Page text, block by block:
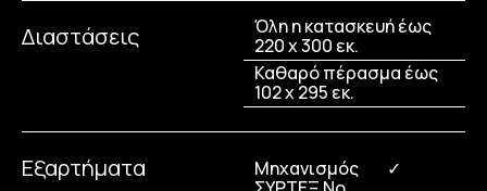
Διαστάσεις
Όλη η κατασκευή έως
220 x 300 εκ.
Καθαρό πέρασμα έως
102 x 295 εκ.
Εξαρτήματα
Μηχανισμός
✓